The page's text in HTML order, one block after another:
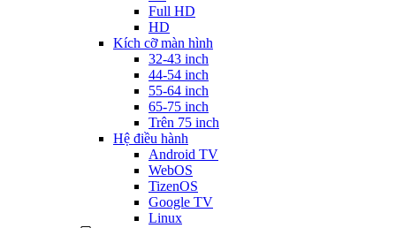
Full HD
HD
Kích cỡ màn hình
32-43 inch
44-54 inch
55-64 inch
65-75 inch
Trên 75 inch
Hệ điều hành
Android TV
WebOS
TizenOS
Google TV
Linux